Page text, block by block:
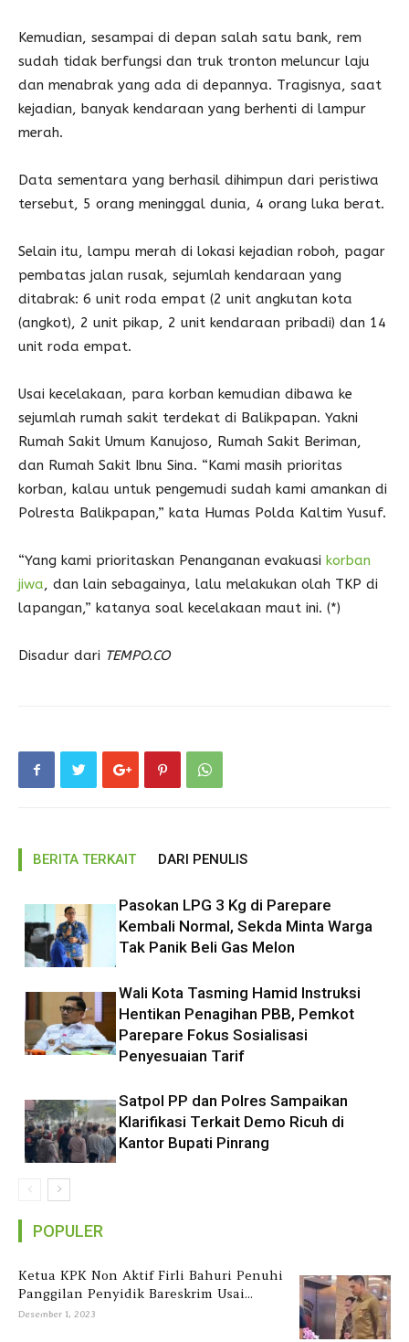
Kemudian, sesampai di depan salah satu bank, rem
sudah tidak berfungsi dan truk tronton meluncur laju
dan menabrak yang ada di depannya. Tragisnya, saat
kejadian, banyak kendaraan yang berhenti di lampur
merah.
Data sementara yang berhasil dihimpun dari peristiwa
tersebut, 5 orang meninggal dunia, 4 orang luka berat.
Selain itu, lampu merah di lokasi kejadian roboh, pagar
pembatas jalan rusak, sejumlah kendaraan yang
ditabrak: 6 unit roda empat (2 unit angkutan kota
(angkot), 2 unit pikap, 2 unit kendaraan pribadi) dan 14
unit roda empat.
Usai kecelakaan, para korban kemudian dibawa ke
sejumlah rumah sakit terdekat di Balikpapan. Yakni
Rumah Sakit Umum Kanujoso, Rumah Sakit Beriman,
dan Rumah Sakit Ibnu Sina. “Kami masih prioritas
korban, kalau untuk pengemudi sudah kami amankan di
Polresta Balikpapan,” kata Humas Polda Kaltim Yusuf.
“Yang kami prioritaskan Penanganan evakuasi korban
jiwa, dan lain sebagainya, lalu melakukan olah TKP di
lapangan,” katanya soal kecelakaan maut ini. (*)
Disadur dari TEMPO.CO
BERITA TERKAIT DARI PENULIS
Pasokan LPG 3 Kg di Parepare
Kembali Normal, Sekda Minta Warga
Tak Panik Beli Gas Melon
Wali Kota Tasming Hamid Instruksi
Hentikan Penagihan PBB, Pemkot
Parepare Fokus Sosialisasi
Penyesuaian Tarif
Satpol PP dan Polres Sampaikan
Klarifikasi Terkait Demo Ricuh di
Kantor Bupati Pinrang
POPULER
Ketua KPK Non Aktif Firli Bahuri Penuhi
Panggilan Penyidik Bareskrim Usai...
Desember 1, 2023